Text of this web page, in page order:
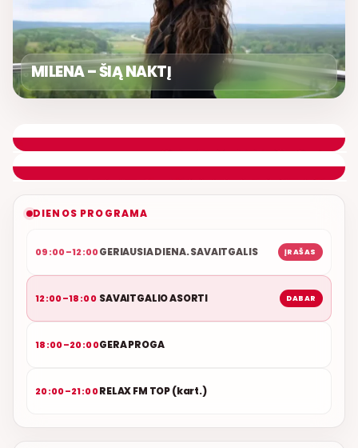
MILENA – ŠIĄ NAKTĮ
DIENOS PROGRAMA
09:00–12:00GERIAUSIA DIENA. SAVAITGALIS ĮRAŠAS
12:00–18:00 SAVAITGALIO ASORTI DABAR
18:00–20:00GERA PROGA
20:00–21:00RELAX FM TOP (kart.)